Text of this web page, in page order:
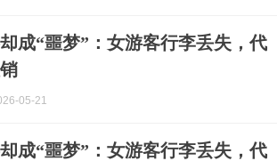
成“噩梦”：女游客行李丢失，代
05-21
成“噩梦”：女游客行李丢失，代